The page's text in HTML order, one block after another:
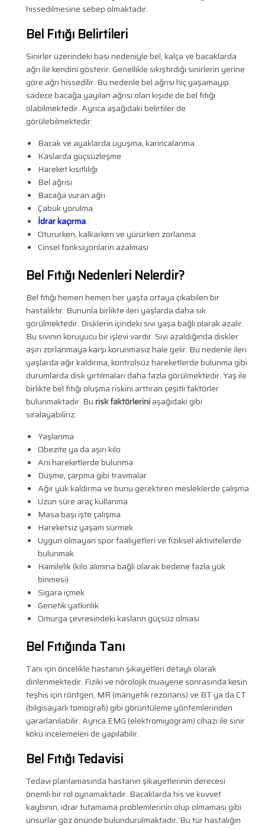
hissedilmesine sebep olmaktadır.
Bel Fıtığı Belirtileri
Sinirler üzerindeki bası nedeniyle bel, kalça ve bacaklarda
ağrı ile kendini gösterir. Genellikle sıkıştırdığı sinirlerin yerine
göre ağrı hissedilir. Bu nedenle bel ağrısı hiç yaşamayıp
sadece bacağa yayılan ağrısı olan kişide de bel fıtığı
olabilmektedir. Ayrıca aşağıdaki belirtiler de
görülebilmektedir:
Bacak ve ayaklarda uyuşma, karıncalanma
Kaslarda güçsüzleşme
Hareket kısıtlılığı
Bel ağrısı
Bacağa vuran ağrı
Çabuk yorulma
İdrar kaçırma
Otururken, kalkarken ve yürürken zorlanma
Cinsel fonksiyonların azalması
Bel Fıtığı Nedenleri Nelerdir?
Bel fıtığı hemen hemen her yaşta ortaya çıkabilen bir
hastalıktır. Bununla birlikte ileri yaşlarda daha sık
görülmektedir. Disklerin içindeki sıvı yaşa bağlı olarak azalır.
Bu sıvının koruyucu bir işlevi vardır. Sıvı azaldığında diskler
aşırı zorlanmaya karşı korunmasız hale gelir. Bu nedenle ileri
yaşlarda ağır kaldırma, kontrolsüz hareketlerde bulunma gibi
durumlarda disk yırtılmaları daha fazla görülmektedir. Yaş ile
birlikte bel fıtığı oluşma riskini arttıran çeşitli faktörler
bulunmaktadır. Burisk faktörleriniaşağıdaki gibi
sıralayabiliriz:
Yaşlanma
Obezite ya da aşırı kilo
Ani hareketlerde bulunma
Düşme, çarpma gibi travmalar
Ağır yük kaldırma ve bunu gerektiren mesleklerde çalışma
Uzun süre araç kullanma
Masa başı işte çalışma
Hareketsiz yaşam sürmek
Uygun olmayan spor faaliyetleri ve fiziksel aktivitelerde
bulunmak
Hamilelik (kilo alımına bağlı olarak bedene fazla yük
binmesi)
Sigara içmek
Genetik yatkınlık
Omurga çevresindeki kasların güçsüz olması
Bel Fıtığında Tanı
Tanı için öncelikle hastanın şikayetleri detaylı olarak
dinlenmektedir. Fiziki ve nörolojik muayene sonrasında kesin
teşhis için röntgen, MR (manyetik rezonans) ve BT ya da CT
(bilgisayarlı tomografi) gibi görüntüleme yöntemlerinden
yararlanılabilir. Ayrıca EMG (elektromiyogram) cihazı ile sinir
kökü incelemeleri de yapılabilir.
Bel Fıtığı Tedavisi
Tedavi planlamasında hastanın şikayetlerinin derecesi
önemli bir rol oynamaktadır. Bacaklarda his ve kuvvet
kaybının, idrar tutamama problemlerinin olup olmaması gibi
unsurlar göz önünde bulundurulmaktadır. Bu tür hastalığın